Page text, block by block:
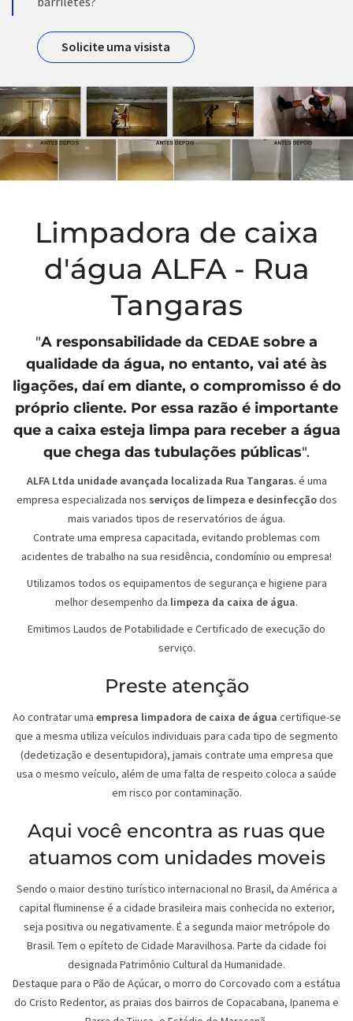
Solicite uma visista
Limpadora de caixa
d'água ALFA - Rua
Tangaras
"A responsabilidade da CEDAE sobre a
qualidade da água, no entanto, vai até às
ligações, daí em diante, o compromisso é do
próprio cliente. Por essa razão é importante
que a caixa esteja limpa para receber a água
que chega das tubulações públicas".
ALFA Ltda unidade avançada localizada Rua Tangaras. é uma
empresa especializada nos serviços de limpeza e desinfecçãodos
mais variados tipos de reservatórios de água.
Contrate uma empresa capacitada, evitando problemas com
acidentes de trabalho na sua residência, condomínio ou empresa!
Utilizamos todos os equipamentos de segurança e higiene para
melhor desempenho da limpeza da caixa de água.
Emitimos Laudos de Potabilidade e Certificado de execução do
serviço.
Preste atenção
Ao contratar uma empresa limpadora de caixa de água certifique-se
que a mesma utiliza veículos individuais para cada tipo de segmento
(dedetização e desentupidora), jamais contrate uma empresa que
usa o mesmo veículo, além de uma falta de respeito coloca a saúde
em risco por contaminação.
Aqui você encontra as ruas que
atuamos com unidades moveis
Sendo o maior destino turístico internacional no Brasil, da América a
capital fluminense é a cidade brasileira mais conhecida no exterior,
seja positiva ou negativamente. É a segunda maior metrópole do
Brasil. Tem o epíteto de Cidade Maravilhosa. Parte da cidade foi
designada Patrimônio Cultural da Humanidade.
Destaque para o Pão de Açúcar, o morro do Corcovado com a estátua
do Cristo Redentor, as praias dos bairros de Copacabana, Ipanema e